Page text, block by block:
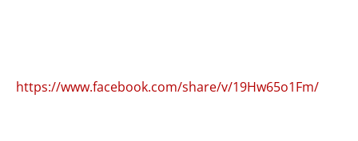
https://www.facebook.com/share/v/19Hw65o1Fm/